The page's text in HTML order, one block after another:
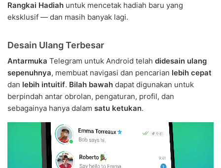
Rangkai Hadiah untuk mencetak hadiah baru yang
eksklusif — dan masih banyak lagi.
Desain Ulang Terbesar
Antarmuka Telegram untuk Android telah didesain ulang
sepenuhnya, membuat navigasi dan pencarian lebih cepat
dan lebih intuitif. Bilah bawah dapat digunakan untuk
berpindah antar obrolan, pengaturan, profil, dan
sebagainya hanya dalam satu ketukan.